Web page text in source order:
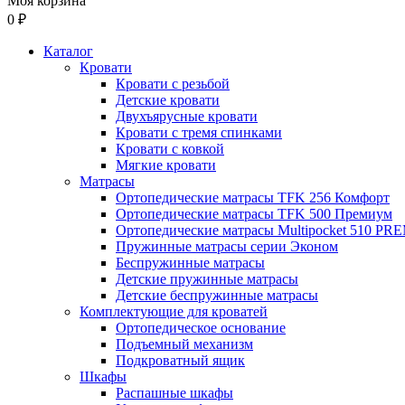
0 ₽
Каталог
Кровати
Кровати с резьбой
Детские кровати
Двухъярусные кровати
Кровати с тремя спинками
Кровати с ковкой
Мягкие кровати
Матрасы
Ортопедические матрасы TFK 256 Комфорт
Ортопедические матрасы TFK 500 Премиум
Ортопедические матрасы Multipocket 510
Пружинные матрасы серии Эконом
Беспружинные матрасы
Детские пружинные матрасы
Детские беспружинные матрасы
Комплектующие для кроватей
Ортопедическое основание
Подъемный механизм
Подкроватный ящик
Шкафы
Распашные шкафы